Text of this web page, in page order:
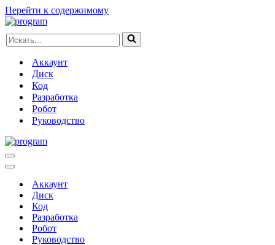
Перейти к содержимому
Искать...
Аккаунт
Диск
Код
Разработка
Робот
Руководство
Меню
навигации
Меню
навигацииАккаунт
Диск
Код
Разработка
Робот
Руководство